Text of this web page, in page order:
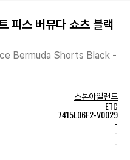
피스 버뮤다 쇼츠 블랙
Bermuda Shorts Black -
스톤아일랜드
ETC
7415L06F2-V0029
-
-
-